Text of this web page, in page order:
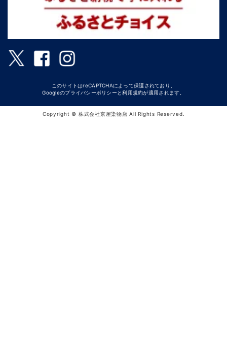
このサイトはreCAPTCHAによって保護されており、
Googleのプライバシーポリシー と利用規約が適用されます。
Copyright © 株式会社京屋染物店 All Rights Reserved.